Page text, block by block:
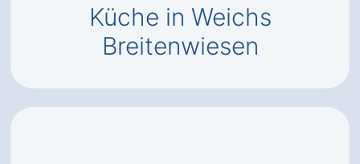
Küche in Weichs
Breitenwiesen